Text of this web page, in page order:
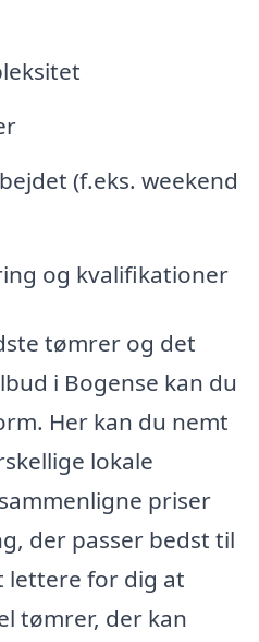
(f.eks. weekend
og kvalifikationer
tømrer og det
i Bogense kan du
Her kan du nemt
lokale
priser
der passer bedst til
lettere for dig at
tømrer, der kan